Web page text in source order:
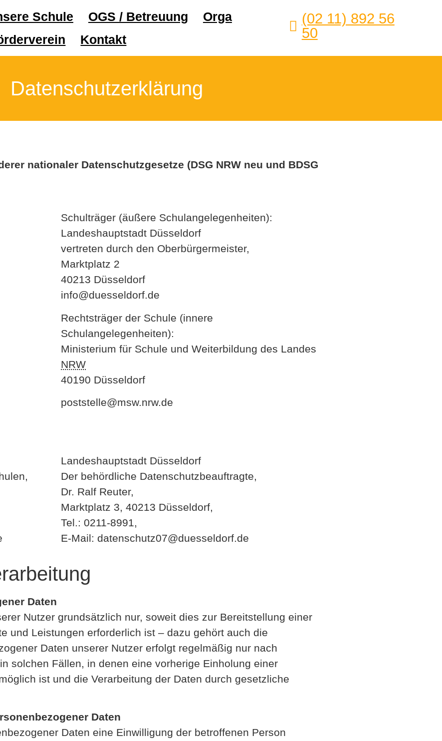
Schule OGS / Betreuung
Orga
Kontakt
(02 11) 892 56
50
Datenschutzerklärung
nationaler Datenschutzgesetze (DSG NRW neu und BDSG
Schulträger (äußere Schulangelegenheiten):
Landeshauptstadt Düsseldorf
vertreten durch den Oberbürgermeister,
Marktplatz 2
40213 Düsseldorf
info@duesseldorf.de
Rechtsträger der Schule (innere
Schulangelegenheiten):
Ministerium für Schule und Weiterbildung des Landes
NRW
40190 Düsseldorf
poststelle@msw.nrw.de
Landeshauptstadt Düsseldorf
Der behördliche Datenschutzbeauftragte,
Dr. Ralf Reuter,
Marktplatz 3, 40213 Düsseldorf,
Tel.: 0211-8991,
E-Mail: datenschutz07@duesseldorf.de
Daten
Nutzer grundsätzlich nur, soweit dies zur Bereitstellung einer
und Leistungen erforderlich ist – dazu gehört auch die
Daten unserer Nutzer erfolgt regelmäßig nur nach
solchen Fällen, in denen eine vorherige Einholung einer
ist und die Verarbeitung der Daten durch gesetzliche
Daten
Daten eine Einwilligung der betroffenen Person